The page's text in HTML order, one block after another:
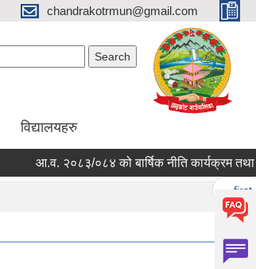
chandrakotrmun@gmail.com
विद्यालयहरु
आ.व. २०८३/०८४ को बार्षिक नीति कार्यक्रम तथा